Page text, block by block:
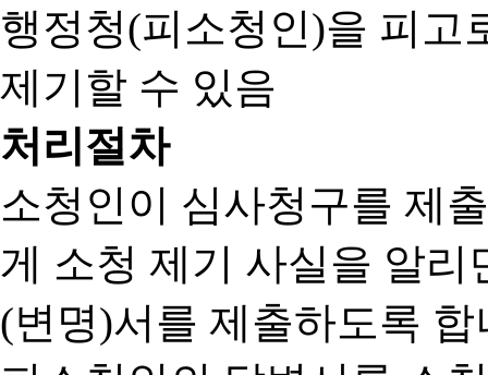
행정청(피소청인)을 피고
제기할 수 있음
처리절차
소청인이 심사청구를 제
게 소청 제기 사실을 알
(변명)서를 제출하도록 합